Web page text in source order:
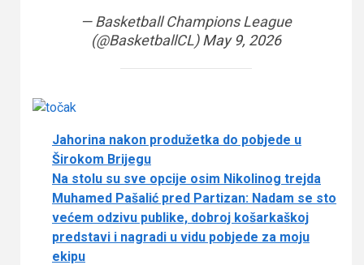
— Basketball Champions League
(@BasketballCL)May 9, 2026
Jahorina nakon produžetka do pobjede u
Širokom Brijegu
Na stolu su sve opcije osim Nikolinog trejda
Muhamed Pašalić pred Partizan: Nadam se sto
većem odzivu publike, dobroj košarkaškoj
predstavi i nagradi u vidu pobjede za moju
ekipu